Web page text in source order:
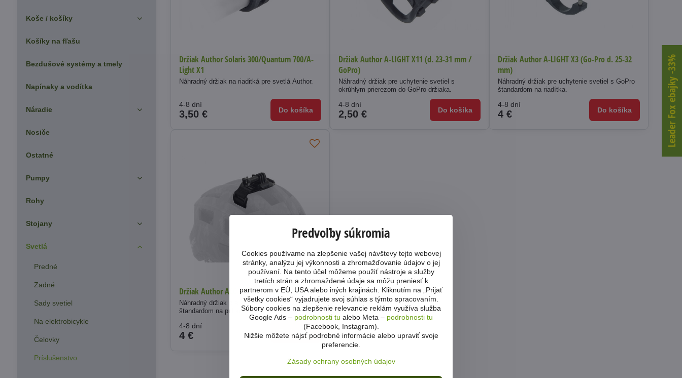
Držiak Author Solaris 300/Quantum 700/A-
Light X1
Náhradný držiak na riaditká pre svetlá Author.
4-8 dní
3,50 € Do košíka
Držiak Author A-LIGHT X11 (d. 23-31 mm /
GoPro)
Náhradný držiak pre uchytenie svetiel s
okrúhlym prierezom do GoPro držiaka.
4-8 dní
2,50 € Do košíka
Držiak Author A-LIGHT X3 (Go-Pro d. 25-32
mm)
Náhradný držiak pre uchytenie svetiel s GoPro
štandardom na riadítka.
4-8 dní
4 € Do košíka
Držiak Author ACC-519 (pre GoPro prilba)
Náhradný držiak pre uchytenie svetiel s GoPro
štandardom na prilbu.
4-8 dní
4 € Do košíka
Koše / košíky
Košíky na fľašu
Bezdušové systémy a tmely
Napínaky a vodítka
Náradie
Nosiče
Ostatné
Pumpy
Rohy
Stojany
Svetlá
Predné
Zadné
Sady svetiel
Na elektrobicykle
Čelovky
Príslušenstvo
Leader Fox ebajky -33%
Predvoľby súkromia
Cookies používame na zlepšenie vašej návštevy tejto webovej
stránky, analýzu jej výkonnosti a zhromažďovanie údajov o jej
používaní. Na tento účel môžeme použiť nástroje a služby
tretích strán a zhromaždené údaje sa môžu preniesť k
partnerom v EÚ, USA alebo iných krajinách. Kliknutím na „Prijať
všetky cookies“ vyjadrujete svoj súhlas s týmto spracovaním.
Súbory cookies na zlepšenie relevancie reklám využíva služba
Google Ads – podrobnosti tu alebo Meta – podrobnosti tu
(Facebook, Instagram).
Nižšie môžete nájsť podrobné informácie alebo upraviť svoje
preferencie.
Zásady ochrany osobných údajov